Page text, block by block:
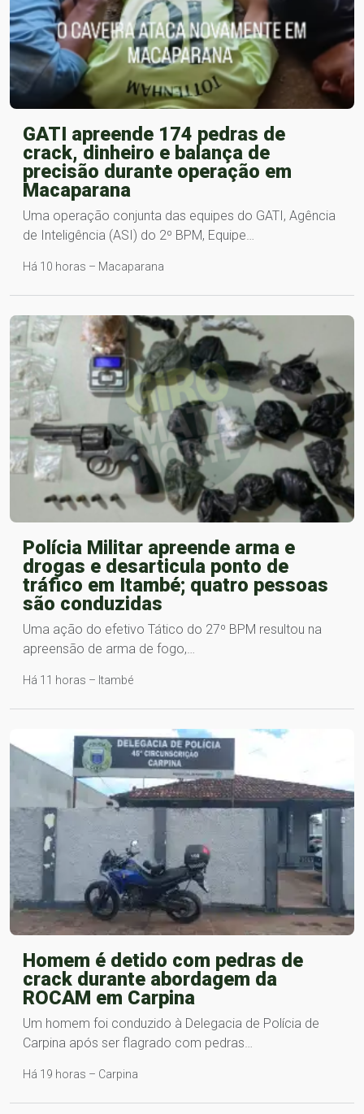
GATI apreende 174 pedras de
crack, dinheiro e balança de
precisão durante operação em
Macaparana
Uma operação conjunta das equipes do GATI, Agência
de Inteligência (ASI) do 2º BPM, Equipe…
Há 10 horas – Macaparana
Polícia Militar apreende arma e
drogas e desarticula ponto de
tráfico em Itambé; quatro pessoas
são conduzidas
Uma ação do efetivo Tático do 27º BPM resultou na
apreensão de arma de fogo,…
Há 11 horas – Itambé
Homem é detido com pedras de
crack durante abordagem da
ROCAM em Carpina
Um homem foi conduzido à Delegacia de Polícia de
Carpina após ser flagrado com pedras…
Há 19 horas – Carpina